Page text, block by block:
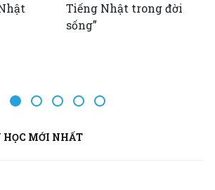
Tiếng Nhật trong đời
sống”
MỚI NHẤT